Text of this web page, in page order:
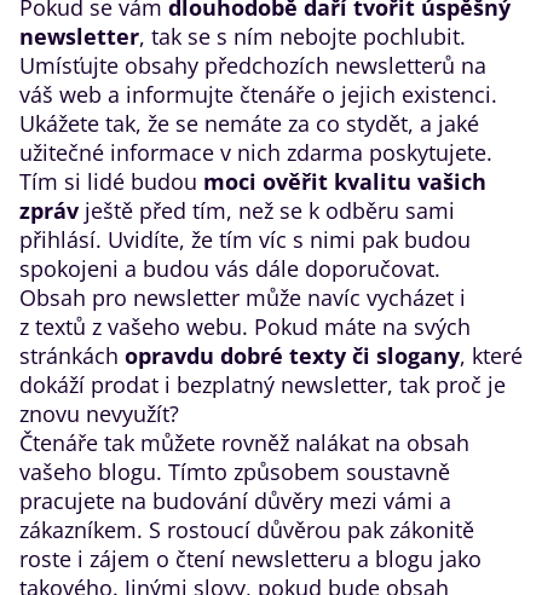
Pokud se vám dlouhodobě daří tvořit úspěšný
newsletter, tak se s ním nebojte pochlubit.
Umísťujte obsahy předchozích newsletterů na
váš web a informujte čtenáře o jejich existenci.
Ukážete tak, že se nemáte za co stydět, a jaké
užitečné informace v nich zdarma poskytujete.
Tím si lidé budou moci ověřit kvalitu vašich
zpráv ještě před tím, než se k odběru sami
přihlásí. Uvidíte, že tím víc s nimi pak budou
spokojeni a budou vás dále doporučovat.
Obsah pro newsletter může navíc vycházet i
z textů z vašeho webu. Pokud máte na svých
stránkách opravdu dobré texty či slogany, které
dokáží prodat i bezplatný newsletter, tak proč je
znovu nevyužít?
Čtenáře tak můžete rovněž nalákat na obsah
vašeho blogu. Tímto způsobem soustavně
pracujete na budování důvěry mezi vámi a
zákazníkem. S rostoucí důvěrou pak zákonitě
roste i zájem o čtení newsletteru a blogu jako
takového. Jinými slovy, pokud bude obsah